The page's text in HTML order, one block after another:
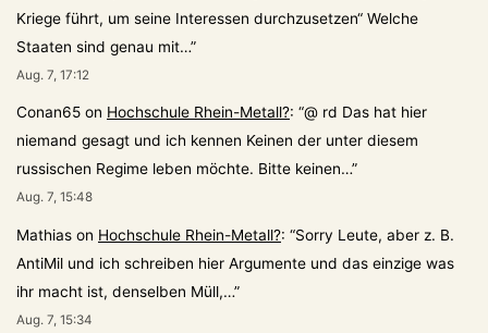
Kriege führt, um seine Interessen durchzusetzen“ Welche
Staaten sind genau mit…”
Aug. 7, 17:12
Conan65 on Hochschule Rhein-Metall?: “@ rd Das hat hier
niemand gesagt und ich kennen Keinen der unter diesem
russischen Regime leben möchte. Bitte keinen…”
Aug. 7, 15:48
Mathias on Hochschule Rhein-Metall?: “Sorry Leute, aber z. B.
AntiMil und ich schreiben hier Argumente und das einzige was
ihr macht ist, denselben Müll,…”
Aug. 7, 15:34